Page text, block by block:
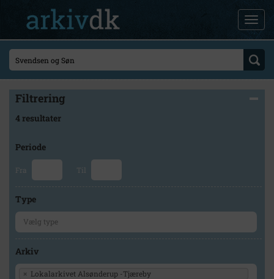
Filtrering
4 resultater
Periode
Fra Til
Type
Arkiv
× Lokalarkivet Alsønderup -Tjæreby